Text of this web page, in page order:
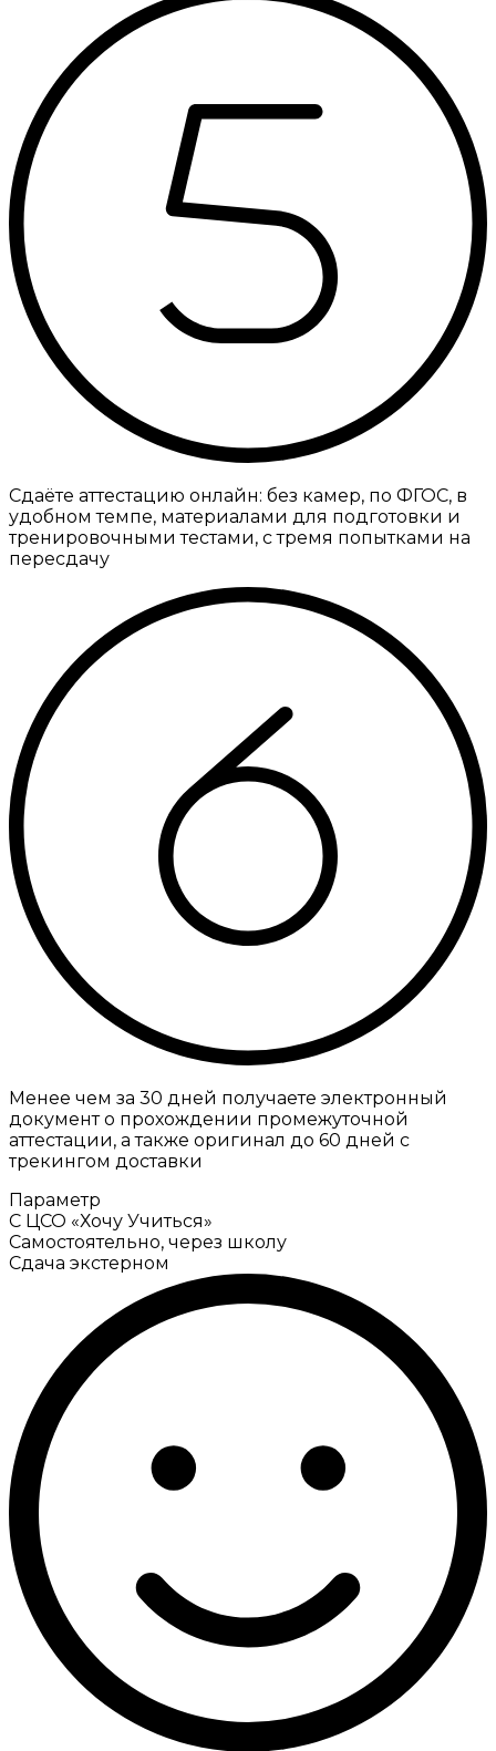
Сдаёте аттестацию онлайн: без камер, по ФГОС, в
удобном темпе, материалами для подготовки и
тренировочными тестами, с тремя попытками на
пересдачу
Менее чем за 30 дней получаете электронный
документ о прохождении промежуточной
аттестации, а также оригинал до 60 дней с
трекингом доставки
Параметр
С ЦСО «Хочу Учиться»
Самостоятельно, через школу
Сдача экстерном